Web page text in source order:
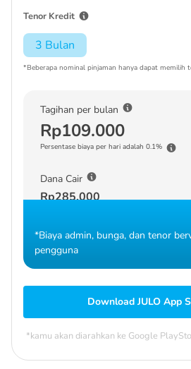
Tenor Kredit
3 Bulan
*Beberapa nominal pinjaman hanya dapat memilih
Tagihan per bulan
Rp109.000
Persentase biaya per hari adalah 0.1%
Dana Cair
Rp285.000
*Biaya admin, bunga, dan tenor
pengguna
Download JULO App
*kamu akan diarahkan ke Google